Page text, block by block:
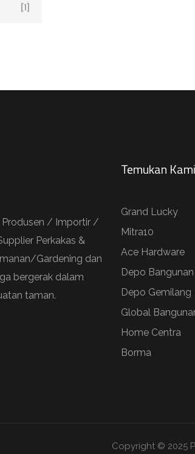
[1]
Produsen / Importir /
Perkakas &
Gardening dan
bergerak dalam
taman.
Temukan
Grand Lucky
Mitra10
Ace Hardware
Depo Bangunan
Depo Gemilang
Global
Home Centra
Borma
Copyright © 2025